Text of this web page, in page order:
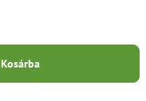
Kosárba